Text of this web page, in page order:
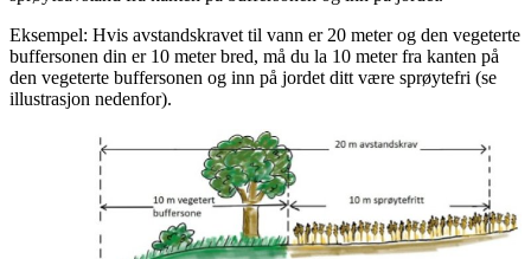
Eksempel: Hvis avstandskravet til vann er 20 meter og den vegeterte
buffersonen din er 10 meter bred, må du la 10 meter fra kanten på
den vegeterte buffersonen og inn på jordet ditt være sprøytefri (se
illustrasjon nedenfor).